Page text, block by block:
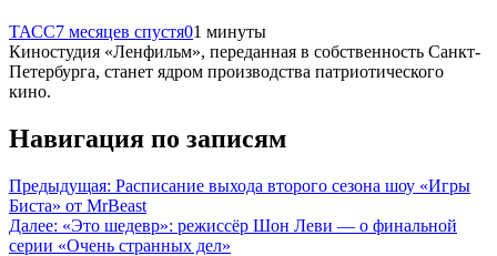
ТАСС7 месяцев спустя01 минуты
Киностудия «Ленфильм», переданная в собственность Санкт-
Петербурга, станет ядром производства патриотического
кино.
Навигация по записям
Предыдущая: Расписание выхода второго сезона шоу «Игры
Биста» от MrBeast
Далее: «Это шедевр»: режиссёр Шон Леви — о финальной
серии «Очень странных дел»